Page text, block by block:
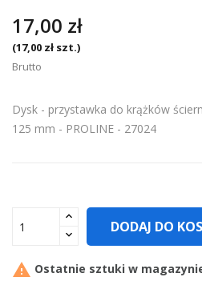
17,00 zł
(17,00 zł szt.)
Brutto
Dysk - przystawka do krążków
125 mm - PROLINE - 27024
DODAJ DO
 Ostatnie sztuki w